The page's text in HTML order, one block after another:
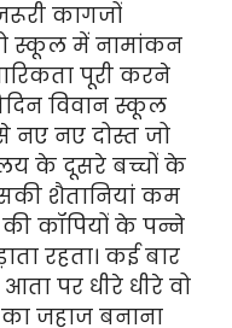
कागजों
स्कूल में नामांकन
पूरी करने
विवान स्कूल
नए नए दोस्त जो
के दूसरे बच्चों के
शैतानियां कम
की कॉपियों के पन्ने
रहता। कई बार
पर धीरे धीरे वो
जहाज बनाना